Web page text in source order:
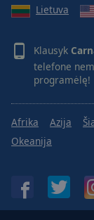
Lietuva
Klausyk
telefone
programėlę!
Afrika Azija
Okeanija